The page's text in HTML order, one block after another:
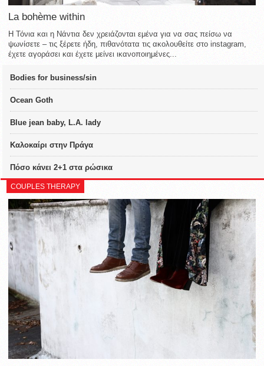
La bohème within
Η Τόνια και η Νάντια δεν χρειάζονται εμένα για να σας πείσω να
ψωνίσετε – τις ξέρετε ήδη, πιθανότατα τις ακολουθείτε στο instagram,
έχετε αγοράσει και έχετε μείνει ικανοποιημένες...
Bodies for business/sin
Ocean Goth
Blue jean baby, L.A. lady
Καλοκαίρι στην Πράγα
Πόσο κάνει 2+1 στα ρώσικα
COUPLES THERAPY